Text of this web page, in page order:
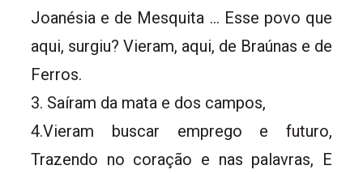
Joanésia e de Mesquita … Esse povo que
aqui, surgiu? Vieram, aqui, de Braúnas e de
Ferros.
3. Saíram da mata e dos campos,
4.Vieram buscar emprego e futuro,
Trazendo no coração e nas palavras, E